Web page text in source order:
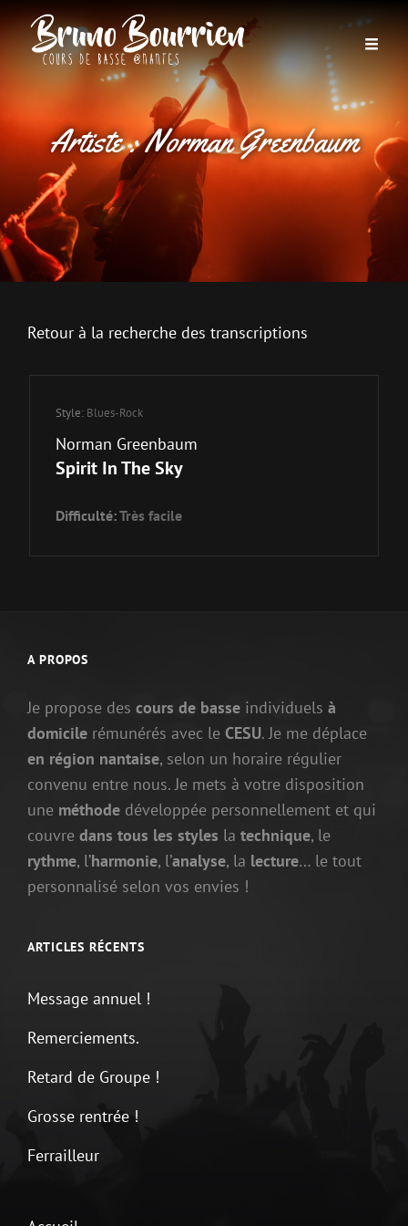
Artiste :Norman Greenbaum
Retour à la recherche des transcriptions
Style: Blues-Rock
Norman Greenbaum
Spirit In The Sky
Difficulté:Très facile
A PROPOS
Je propose des cours de basse individuels à
domicile rémunérés avec le CESU. Je me déplace
en région nantaise, selon un horaire régulier
convenu entre nous. Je mets à votre disposition
une méthode développée personnellement et qui
couvre dans tous les styles la technique, le
rythme, l’harmonie, l’analyse, la lecture… le tout
personnalisé selon vos envies !
ARTICLES RÉCENTS
Message annuel !
Remerciements.
Retard de Groupe !
Grosse rentrée !
Ferrailleur